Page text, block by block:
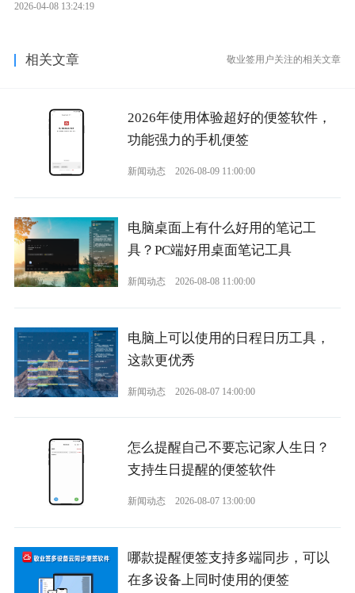
2026-04-08 13:24:19
相关文章 敬业签用户关注的相关文章
2026年使用体验超好的便签软件，
功能强力的手机便签
新闻动态 2026-08-09 11:00:00
电脑桌面上有什么好用的笔记工
具？PC端好用桌面笔记工具
新闻动态 2026-08-08 11:00:00
电脑上可以使用的日程日历工具，
这款更优秀
新闻动态 2026-08-07 14:00:00
怎么提醒自己不要忘记家人生日？
支持生日提醒的便签软件
新闻动态 2026-08-07 13:00:00
哪款提醒便签支持多端同步，可以
在多设备上同时使用的便签